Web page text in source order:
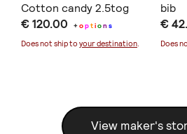
Cotton candy 2.5tog
€ 120.00 +option s
Does not ship to your destination.
bib
€
Does
View maker's